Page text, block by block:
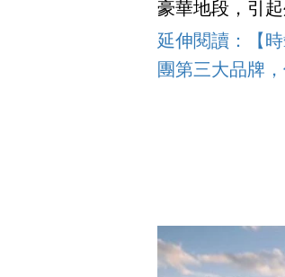
豪華地段，引起
延伸閱讀：【
團第三大品牌